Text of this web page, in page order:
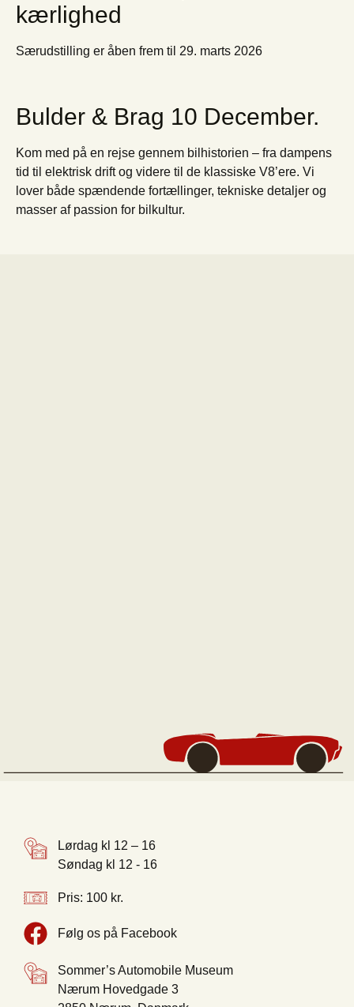
kærlighed
Særudstilling er åben frem til 29. marts 2026
Bulder & Brag 10 December.
Kom med på en rejse gennem bilhistorien – fra dampens
tid til elektrisk drift og videre til de klassiske V8’ere. Vi
lover både spændende fortællinger, tekniske detaljer og
masser af passion for bilkultur.
Sommer’s Automobile Museum
Nærum Hovedgade 3
Lørdag kl 12 – 16
Søndag kl 12 - 16
Pris: 100 kr.
Følg os på Facebook